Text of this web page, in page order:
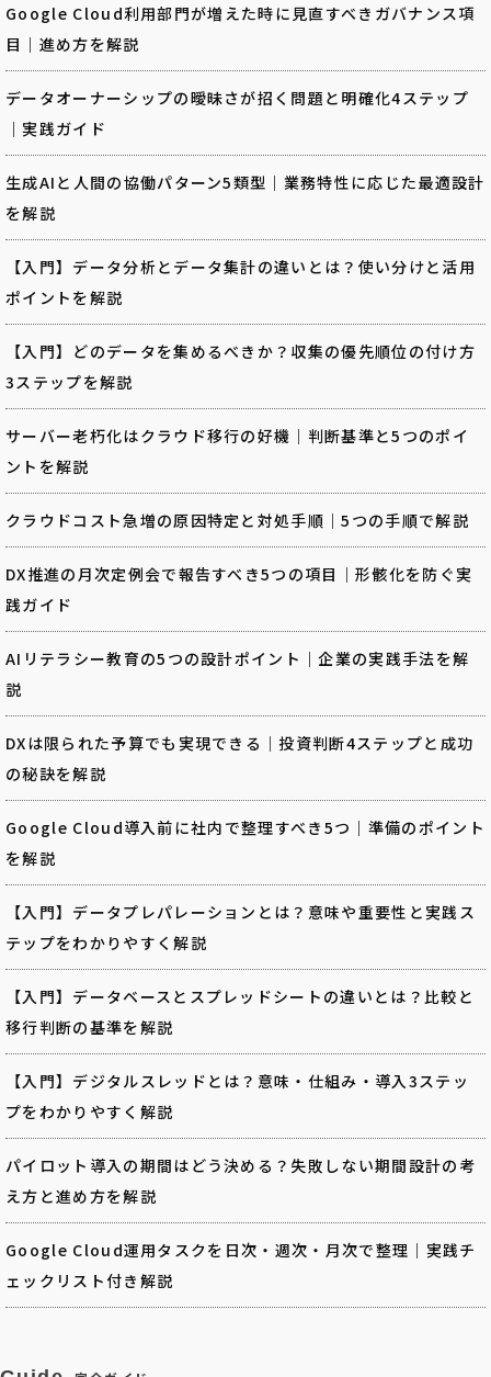
Google Cloud利用部門が増えた時に見直すべきガバナンス項
目｜進め方を解説
データオーナーシップの曖昧さが招く問題と明確化4ステップ
｜実践ガイド
生成AIと人間の協働パターン5類型｜業務特性に応じた最適設計
を解説
【入門】データ分析とデータ集計の違いとは？使い分けと活用
ポイントを解説
【入門】どのデータを集めるべきか？収集の優先順位の付け方
3ステップを解説
サーバー老朽化はクラウド移行の好機｜判断基準と5つのポイ
ントを解説
クラウドコスト急増の原因特定と対処手順｜5つの手順で解説
DX推進の月次定例会で報告すべき5つの項目｜形骸化を防ぐ実
践ガイド
AIリテラシー教育の5つの設計ポイント｜企業の実践手法を解
説
DXは限られた予算でも実現できる｜投資判断4ステップと成功
の秘訣を解説
Google Cloud導入前に社内で整理すべき5つ｜準備のポイント
を解説
【入門】データプレパレーションとは？意味や重要性と実践ス
テップをわかりやすく解説
【入門】データベースとスプレッドシートの違いとは？比較と
移行判断の基準を解説
【入門】デジタルスレッドとは？意味・仕組み・導入3ステッ
プをわかりやすく解説
パイロット導入の期間はどう決める？失敗しない期間設計の考
え方と進め方を解説
Google Cloud運用タスクを日次・週次・月次で整理｜実践チ
ェックリスト付き解説